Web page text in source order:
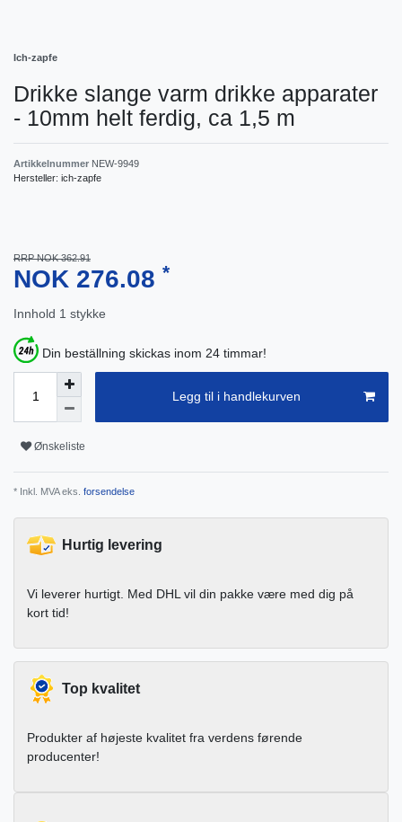
Ich-zapfe
Drikke slange varm drikke apparater
- 10mm helt ferdig, ca 1,5 m
Artikkelnummer NEW-9949
Hersteller: ich-zapfe
RRP NOK 362.91
NOK 276.08 *
Innhold 1 stykke
Din beställning skickas inom 24 timmar!
Legg til i handlekurven
Ønskeliste
* Inkl. MVA eks. forsendelse
Hurtig levering
Vi leverer hurtigt. Med DHL vil din pakke være med dig på
kort tid!
Top kvalitet
Produkter af højeste kvalitet fra verdens førende
producenter!